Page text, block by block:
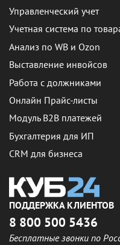
Управленческий учет
Учетная система по
Анализ по WB и Ozon
Выставление инвойсов
Работа с должниками
Онлайн Прайс-листы
Модуль B2B платежей
Бухгалтерия для ИП
CRM для бизнеса
ПОДДЕРЖКА КЛИЕНТОВ
8 800 500 5436
Бесплатные звонки по